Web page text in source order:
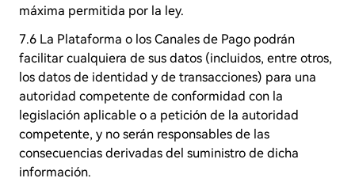
máxima permitida por la ley.
7.6 La Plataforma o los Canales de Pago podrán
facilitar cualquiera de sus datos (incluidos, entre otros,
los datos de identidad y de transacciones) para una
autoridad competente de conformidad con la
legislación aplicable o a petición de la autoridad
competente, y no serán responsables de las
consecuencias derivadas del suministro de dicha
información.